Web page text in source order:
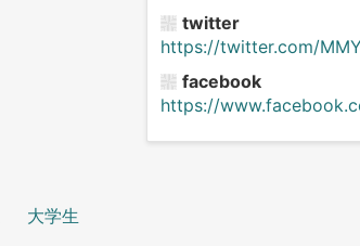
大学生
twitter
https://twitter.com/
facebook
https://